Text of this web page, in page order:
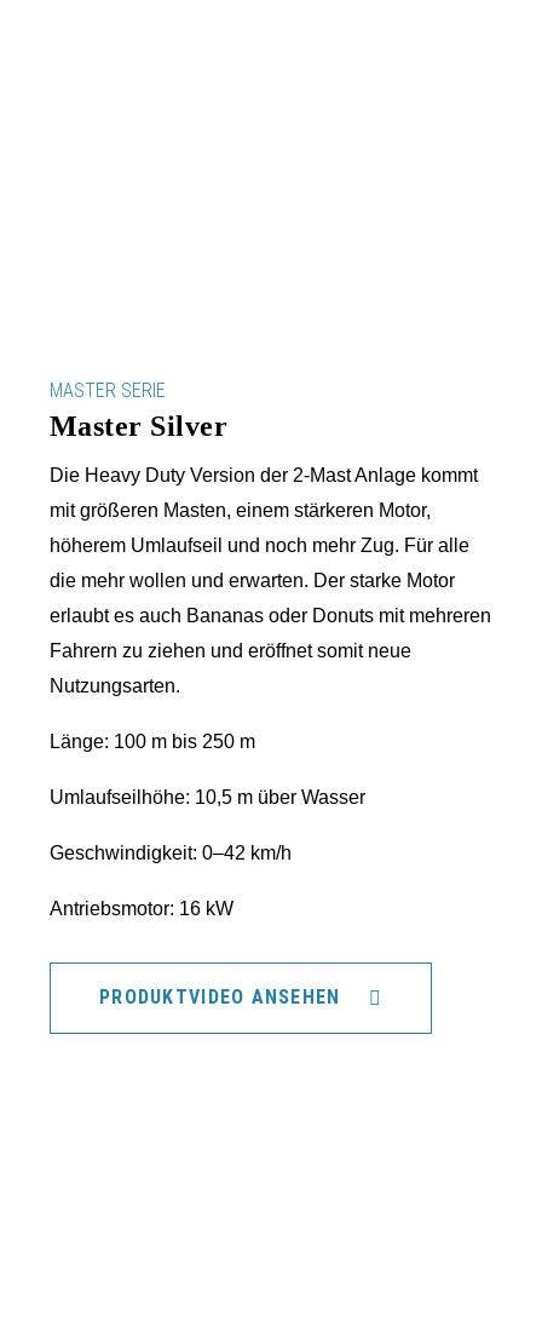
MASTER SERIE
Master Silver
Die Heavy Duty Version der 2-Mast Anlage kommt
mit größeren Masten, einem stärkeren Motor,
höherem Umlaufseil und noch mehr Zug. Für alle
die mehr wollen und erwarten. Der starke Motor
erlaubt es auch Bananas oder Donuts mit mehreren
Fahrern zu ziehen und eröffnet somit neue
Nutzungsarten.
Länge: 100 m bis 250 m
Umlaufseilhöhe: 10,5 m über Wasser
Geschwindigkeit: 0–42 km/h
Antriebsmotor: 16 kW
PRODUKTVIDEO ANSEHEN